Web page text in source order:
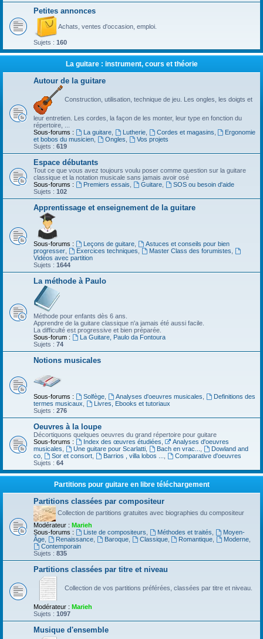
Petites annonces
Achats, ventes d'occasion, emploi.
Sujets : 160
La guitare : instrument, cours et théorie
Autour de la guitare
Construction, utilisation, technique de jeu. Les ongles, les doigts et
leur entretien. Les cordes, la façon de les monter, leur type en fonction du
répertoire, ...
Sous-forums :
La guitare, Lutherie, Cordes et magasins
Ergonomie
et bobos du musicien
Ongles
Vos projets
Sujets : 619
Espace débutants
Tout ce que vous avez toujours voulu poser comme question sur la guitare
classique et la notation musicale sans jamais avoir osé
Sous-forums :
Premiers essais Guitare,
SOS ou besoin d'aide
Sujets : 102
Apprentissage et enseignement de la guitare
Sous-forums : Leçons de guitare,
Astuces et conseils pour bien
progresser
Exercices techniques Master Class des forumistes
Vidéos avec partition
Sujets : 1644
La méthode à Paulo
Méthode pour enfants dès 6 ans.
Apprendre de la guitare classique n'a jamais été aussi facile.
La difficulté est progressive et bien préparée.
Sous-forum :
La Guitare, Paulo da Fontoura
Sujets : 74
Notions musicales
Sous-forums : Solfège, Analyses d'oeuvres musicales
Definitions des
termes musicaux
Livres, Ebooks et tutoriaux
Sujets : 276
Oeuvres à la loupe
Décortiquons quelques oeuvres du grand répertoire pour guitare
Sous-forums :
Index des œuvres étudiées
Analyses d'oeuvres
musicales
Une guitare pour Scarlatti, Bach en vrac...
Dowland and
co
Sor et consort, Barrios , villa lobos ...
Comparative d'oeuvres
Sujets : 64
Partitions pour guitare en libre téléchargement
Partitions classées par compositeur
Collection de partitions gratuites avec biographies du compositeur
Modérateur : Marieh
Sous-forums :
Liste de compositeurs Méthodes et traités
Moyen-
Âge
Renaissance, Baroque, Classique, Romantique Moderne
Contemporain
Sujets : 835
Partitions classées par titre et niveau
Collection de vos partitions préférées, classées par titre et niveau.
Modérateur : Marieh
Sujets : 1097
Musique d'ensemble